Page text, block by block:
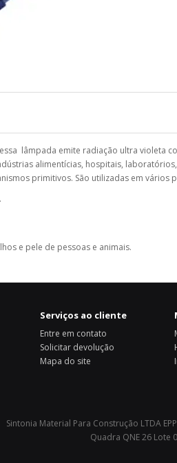
lâmpada emite radiação ultra violeta
alimentícias, hospitais,
primitivos. São utilizadas em vários
e pele de pessoas e animais.
Serviços ao cliente
Entre em contato
Solicitar devolução
Mapa do site
Sintonia Material Para Construção LTDA
Quadra QNE 26 Lote